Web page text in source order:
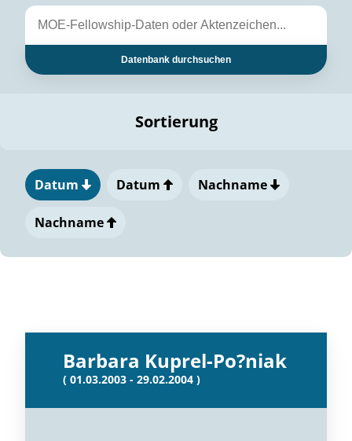
Datenbank durchsuchen
Sortierung
Datum Datum Nachname
Nachname
Barbara Kuprel-Po?niak
( 01.03.2003 - 29.02.2004 )